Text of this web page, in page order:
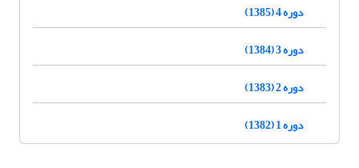
دوره 4 (1385)
دوره 3 (1384)
دوره 2 (1383)
دوره 1 (1382)